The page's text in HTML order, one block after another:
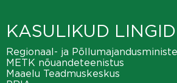
KASULIKUD LINGID
Regionaal- ja
METK nõuandeteenistus
Maaelu Teadmuskeskus